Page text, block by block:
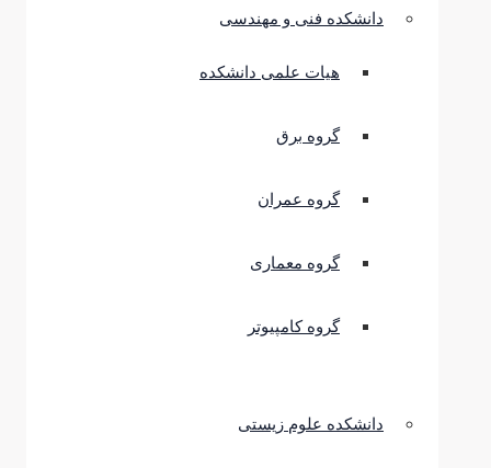
دانشکده فنی و مهندسی
هیات علمی دانشکده
گروه برق
گروه عمران
گروه معماری
گروه کامپیوتر
دانشکده علوم زیستی